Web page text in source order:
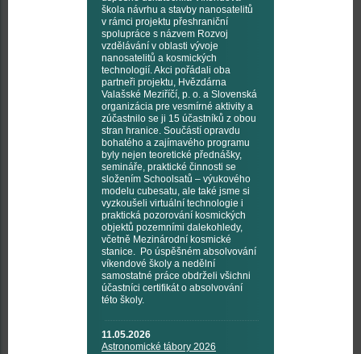
škola návrhu a stavby nanosatelitů
v rámci projektu přeshraniční
spolupráce s názvem Rozvoj
vzdělávání v oblasti vývoje
nanosatelitů a kosmických
technologií. Akci pořádali oba
partneři projektu, Hvězdárna
Valašské Meziříčí, p. o. a Slovenská
organizácia pre vesmírné aktivity a
zúčastnilo se ji 15 účastníků z obou
stran hranice. Součástí opravdu
bohatého a zajímavého programu
byly nejen teoretické přednášky,
semináře, praktické činnosti se
složením Schoolsatů – výukového
modelu cubesatu, ale také jsme si
vyzkoušeli virtuální technologie i
praktická pozorování kosmických
objektů pozemními dalekohledy,
včetně Mezinárodní kosmické
stanice. Po úspěšném absolvování
víkendové školy a nedělní
samostatné práce obdrželi všichni
účastníci certifikát o absolvování
této školy.
11.05.2026
Astronomické tábory 2026